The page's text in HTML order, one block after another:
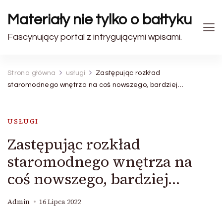
Materiały nie tylko o bałtyku
Fascynujący portal z intrygującymi wpisami.
Strona główna usługi
Zastępując rozkład
staromodnego wnętrza na coś nowszego, bardziej…
USŁUGI
Zastępując rozkład
staromodnego wnętrza na
coś nowszego, bardziej…
Admin 16 Lipca 2022